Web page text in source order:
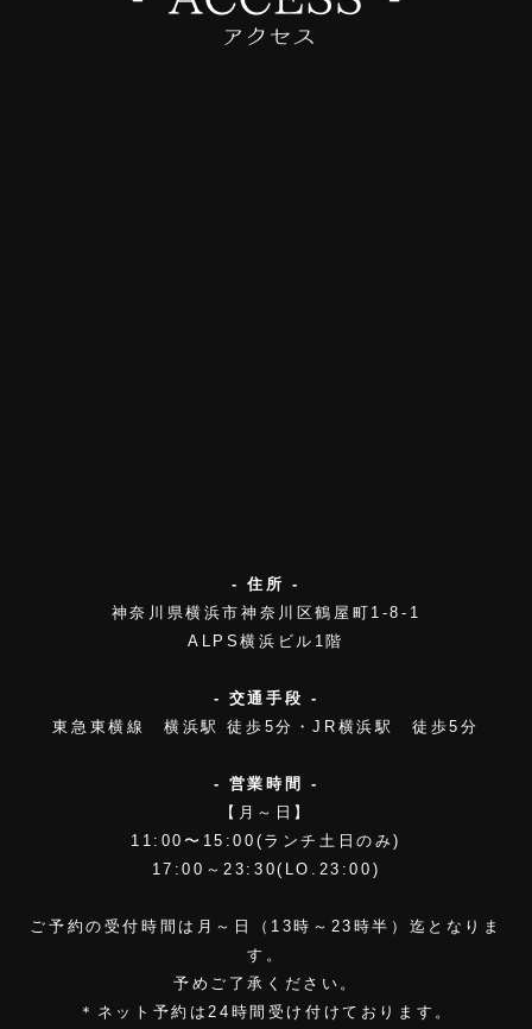
- 住所 -
神奈川県横浜市神奈川区鶴屋町1-8-1
ALPS横浜ビル1階
- 交通手段 -
東急東横線 横浜駅 徒歩5分・JR横浜駅 徒歩5分
- 営業時間 -
【月～日】
11:00〜15:00(ランチ土日のみ)
17:00～23:30(LO.23:00)
ご予約の受付時間は月～日（13時～23時半）迄となりま
す。
予めご了承ください。
＊ネット予約は24時間受け付けております。